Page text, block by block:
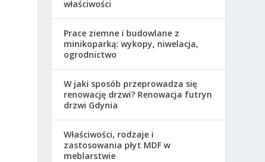
właściwości
Prace ziemne i budowlane z
minikoparką: wykopy, niwelacja,
ogrodnictwo
W jaki sposób przeprowadza się
renowację drzwi? Renowacja futryn
drzwi Gdynia
Właściwości, rodzaje i
zastosowania płyt MDF w
meblarstwie